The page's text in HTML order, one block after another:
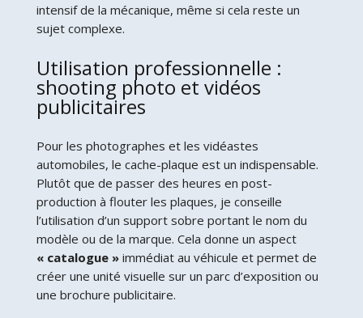
intensif de la mécanique, même si cela reste un
sujet complexe.
Utilisation professionnelle :
shooting photo et vidéos
publicitaires
Pour les photographes et les vidéastes
automobiles, le cache-plaque est un indispensable.
Plutôt que de passer des heures en post-
production à flouter les plaques, je conseille
l’utilisation d’un support sobre portant le nom du
modèle ou de la marque. Cela donne un aspect
« catalogue »immédiat au véhicule et permet de
créer une unité visuelle sur un parc d’exposition ou
une brochure publicitaire.